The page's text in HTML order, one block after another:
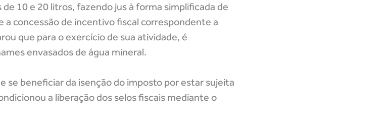
10 e 20 litros, fazendo jus à forma simplificada de
concessão de incentivo fiscal correspondente a
que para o exercício de sua atividade, é
envasados de água mineral.
se beneficiar da isenção do imposto por estar sujeita
a liberação dos selos fiscais mediante o